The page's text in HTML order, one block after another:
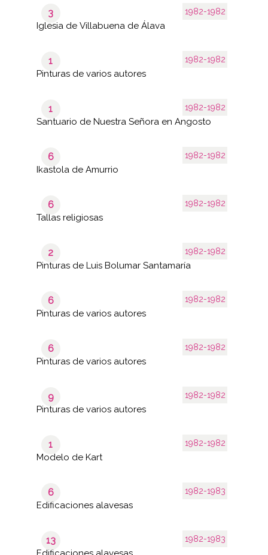
1982-1982
3
Iglesia de Villabuena de Álava
1982-1982
1
Pinturas de varios autores
1982-1982
1
Santuario de Nuestra Señora en Angosto
1982-1982
6
Ikastola de Amurrio
1982-1982
6
Tallas religiosas
1982-1982
2
Pinturas de Luis Bolumar Santamaría
1982-1982
6
Pinturas de varios autores
1982-1982
6
Pinturas de varios autores
1982-1982
9
Pinturas de varios autores
1982-1982
1
Modelo de Kart
1982-1983
6
Edificaciones alavesas
1982-1983
13